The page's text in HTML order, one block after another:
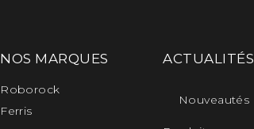
NOS MARQUES
Roborock
Ferris
ACTUALITÉS
Nouveautés